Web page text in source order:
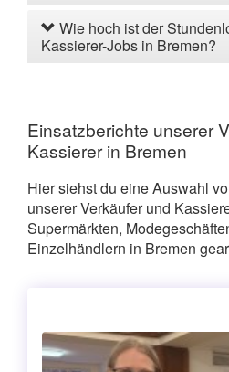
Wie hoch ist der
Kassierer-Jobs in Bremen?
Einsatzberichte unserer
Kassierer in Bremen
Hier siehst du eine Auswahl
unserer Verkäufer und
Supermärkten,
Einzelhändlern in Bremen